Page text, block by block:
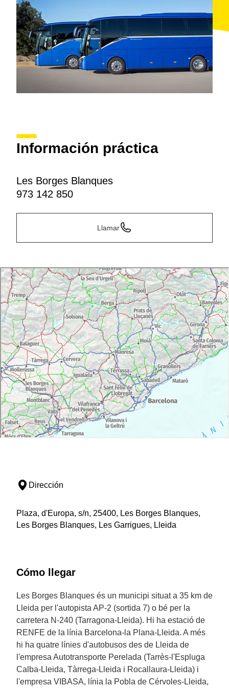
Información práctica
Les Borges Blanques
973 142 850
Llamar
Dirección
Plaza, d'Europa, s/n, 25400, Les Borges Blanques,
Les Borges Blanques, Les Garrigues, Lleida
Cómo llegar
Les Borges Blanques és un municipi situat a 35 km de
Lleida per l'autopista AP-2 (sortida 7) o bé per la
carretera N-240 (Tarragona-Lleida). Hi ha estació de
RENFE de la línia Barcelona-la Plana-Lleida. A més
hi ha quatre línies d'autobusos des de Lleida de
l'empresa Autotransporte Perelada (Tarrès-l'Espluga
Calba-Lleida, Tàrrega-Lleida i Rocallaura-Lleida) i
l'empresa VIBASA, línia la Pobla de Cérvoles-Lleida,